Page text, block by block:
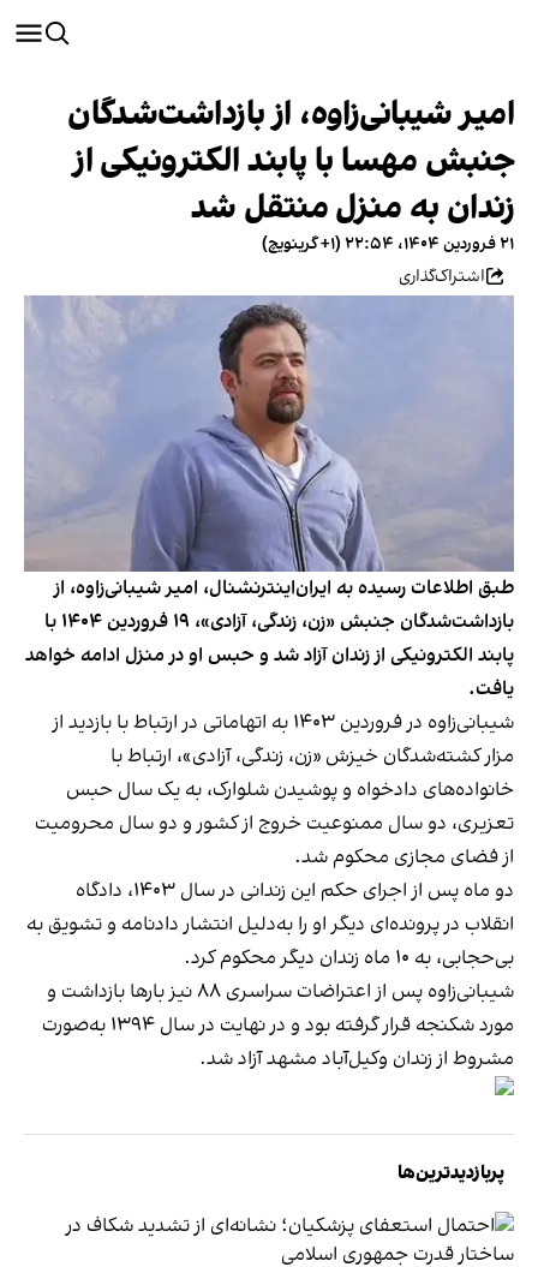
امیر شیبانی‌زاوه، از بازداشت‌شدگان
جنبش مهسا با پابند الکترونیکی از
زندان به منزل منتقل شد
۲۱ فروردین ۱۴۰۴، ۲۲:۵۴ (‎+۱ گرینویچ)
اشتراک‌گذاری
طبق اطلاعات رسیده به ایران‌اینترنشنال، امیر شیبانی‌زاوه، از
بازداشت‌شدگان جنبش «زن، زندگی، آزادی»، ۱۹ فروردین ۱۴۰۴ با
پابند الکترونیکی از زندان آزاد شد و حبس او در منزل ادامه خواهد
یافت.
شیبانی‌زاوه در فروردین ۱۴۰۳ به اتهاماتی در ارتباط با بازدید از
مزار کشته‌شدگان خیزش «زن، زندگی، آزادی»، ارتباط با
خانواده‌های دادخواه و پوشیدن شلوارک، به یک سال حبس
تعزیری، دو سال ممنوعیت خروج از کشور و دو سال محرومیت
از فضای مجازی محکوم شد.
دو ماه پس از اجرای حکم این زندانی در سال ۱۴۰۳، دادگاه
انقلاب در پرونده‌ای دیگر او را به‌دلیل انتشار دادنامه و تشویق به
بی‌حجابی، به ۱۰ ماه زندان دیگر محکوم کرد.
شیبانی‌زاوه پس از اعتراضات سراسری ۸۸ نیز بارها بازداشت و
مورد شکنجه قرار گرفته بود و در نهایت در سال ۱۳۹۴ به‌صورت
مشروط از زندان وکیل‌آباد مشهد آزاد شد.
پربازدیدترین‌ها